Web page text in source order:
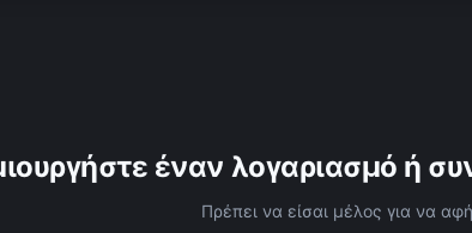
έναν λογαριασμό ή
Πρέπει να είσαι μέλος για να